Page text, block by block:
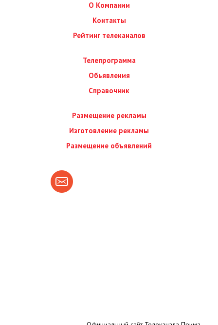
О Компании
Контакты
Рейтинг телеканалов
Телепрограмма
Обьявления
Справочник
Размещение рекламы
Изготовление рекламы
Размещение объявлений